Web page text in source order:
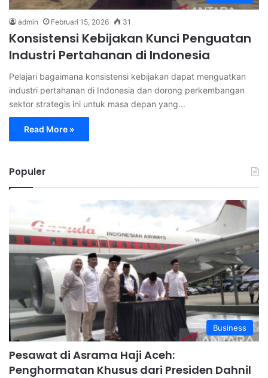
admin Februari 15, 2026 31
Konsistensi Kebijakan Kunci Penguatan
Industri Pertahanan di Indonesia
Pelajari bagaimana konsistensi kebijakan dapat menguatkan
industri pertahanan di Indonesia dan dorong perkembangan
sektor strategis ini untuk masa depan yang...
Read More »
Populer
Business
Pesawat di Asrama Haji Aceh:
Penghormatan Khusus dari Presiden Dahnil